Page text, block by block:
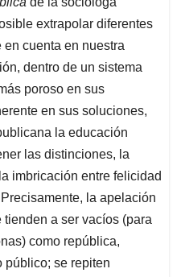
extrapolar diferentes
cuenta en nuestra
dentro de un sistema
poroso en sus
en sus soluciones,
la educación
las distinciones, la
imbricación entre felicidad
la apelación
a ser vacíos (para
como república,
público; se repiten